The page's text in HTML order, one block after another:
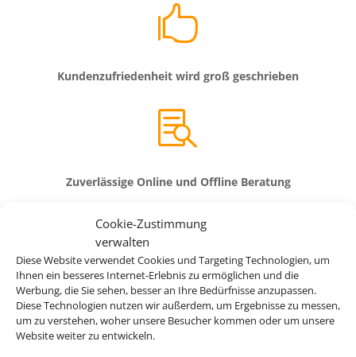
Cookie-Zustimmung
verwalten
Diese Website verwendet Cookies und Targeting Technologien, um
Ihnen ein besseres Internet-Erlebnis zu ermöglichen und die
Werbung, die Sie sehen, besser an Ihre Bedürfnisse anzupassen.
Diese Technologien nutzen wir außerdem, um Ergebnisse zu messen,
um zu verstehen, woher unsere Besucher kommen oder um unsere
Website weiter zu entwickeln.

Kundenzufriedenheit wird groß geschrieben

Zuverlässige Online und Offline Beratung

Beste Auswahl von Reiseveranstaltern